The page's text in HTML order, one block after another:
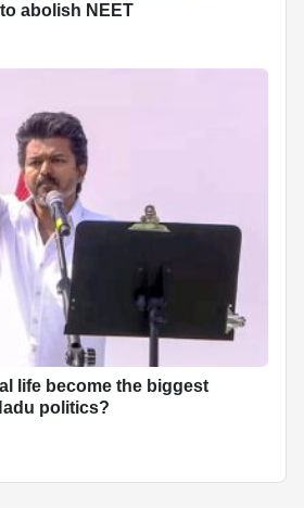
abolish NEET
life become the biggest
politics?